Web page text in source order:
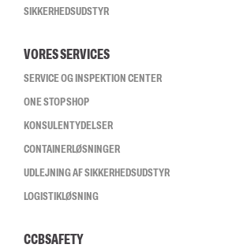
SIKKERHEDSUDSTYR
VORES SERVICES
SERVICE OG INSPEKTION CENTER
ONE STOP SHOP
KONSULENTYDELSER
CONTAINERLØSNINGER
UDLEJNING AF SIKKERHEDSUDSTYR
LOGISTIKLØSNING
CCBSAFETY